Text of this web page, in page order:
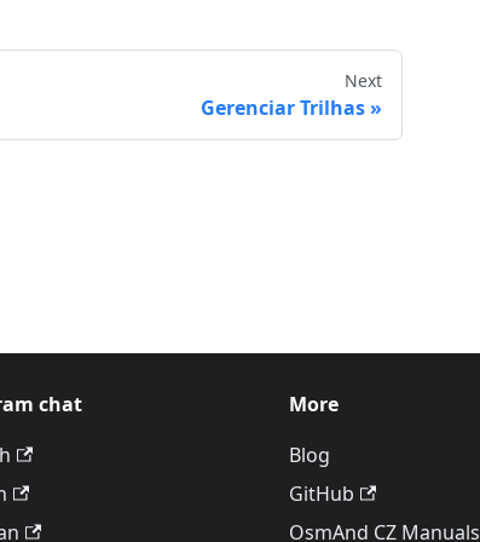
Next
Gerenciar Trilhas
chat
More
Blog
GitHub
OsmAnd CZ Manuals